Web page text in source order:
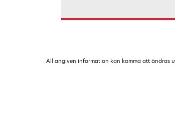
All angiven information kan komma att ändras